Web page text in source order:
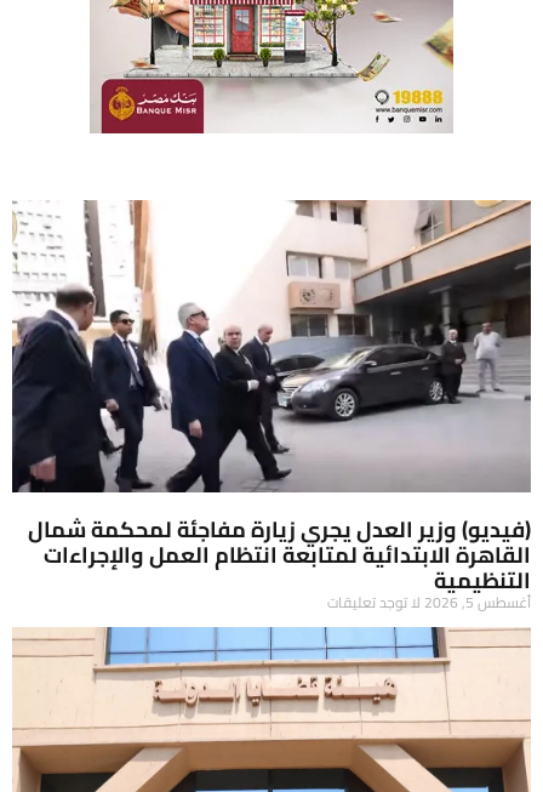
(فيديو) وزير العدل يجري زيارة مفاجئة لمحكمة شمال
القاهرة الابتدائية لمتابعة انتظام العمل والإجراءات
التنظيمية
أغسطس 5, 2026 لا توجد تعليقات